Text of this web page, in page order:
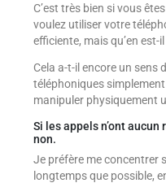
C’est très bien si vous
voulez utiliser votre
efficiente, mais qu’en est-
Cela a-t-il encore un sens
téléphoniques
manipuler physiquement
Si les appels n’ont
non.
Je préfère me concentrer
longtemps que possible,